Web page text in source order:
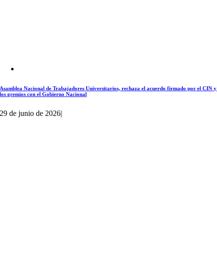
Asamblea Nacional de Trabajadores Universitarios, rechaza el acuerdo firmado por el CIN y
los gremios con el Gobierno Nacional
29 de junio de 2026|